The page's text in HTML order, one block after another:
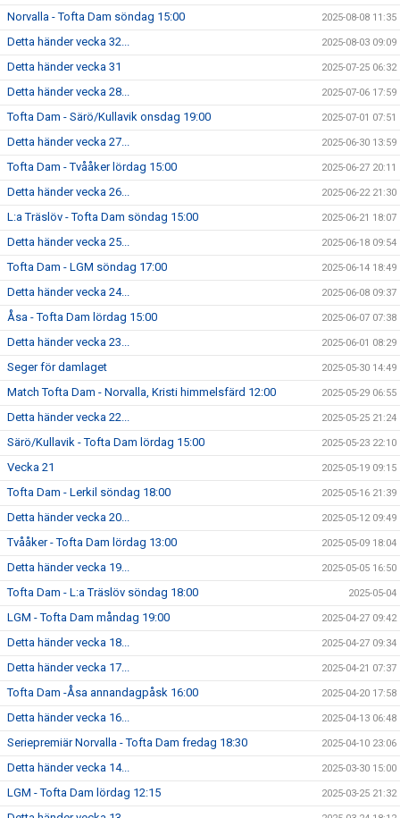
Norvalla - Tofta Dam söndag 15:00 2025-08-08 11:35
Detta händer vecka 32... 2025-08-03 09:09
Detta händer vecka 31 2025-07-25 06:32
Detta händer vecka 28... 2025-07-06 17:59
Tofta Dam - Särö/Kullavik onsdag 19:00 2025-07-01 07:51
Detta händer vecka 27... 2025-06-30 13:59
Tofta Dam - Tvååker lördag 15:00 2025-06-27 20:11
Detta händer vecka 26... 2025-06-22 21:30
L:a Träslöv - Tofta Dam söndag 15:00 2025-06-21 18:07
Detta händer vecka 25... 2025-06-18 09:54
Tofta Dam - LGM söndag 17:00 2025-06-14 18:49
Detta händer vecka 24... 2025-06-08 09:37
Åsa - Tofta Dam lördag 15:00 2025-06-07 07:38
Detta händer vecka 23... 2025-06-01 08:29
Seger för damlaget 2025-05-30 14:49
Match Tofta Dam - Norvalla, Kristi himmelsfärd 12:00 2025-05-29 06:55
Detta händer vecka 22... 2025-05-25 21:24
Särö/Kullavik - Tofta Dam lördag 15:00 2025-05-23 22:10
Vecka 21 2025-05-19 09:15
Tofta Dam - Lerkil söndag 18:00 2025-05-16 21:39
Detta händer vecka 20... 2025-05-12 09:49
Tvååker - Tofta Dam lördag 13:00 2025-05-09 18:04
Detta händer vecka 19... 2025-05-05 16:50
Tofta Dam - L:a Träslöv söndag 18:00 2025-05-04
LGM - Tofta Dam måndag 19:00 2025-04-27 09:42
Detta händer vecka 18... 2025-04-27 09:34
Detta händer vecka 17... 2025-04-21 07:37
Tofta Dam -Åsa annandagpåsk 16:00 2025-04-20 17:58
Detta händer vecka 16... 2025-04-13 06:48
Seriepremiär Norvalla - Tofta Dam fredag 18:30 2025-04-10 23:06
Detta händer vecka 14... 2025-03-30 15:00
LGM - Tofta Dam lördag 12:15 2025-03-25 21:32